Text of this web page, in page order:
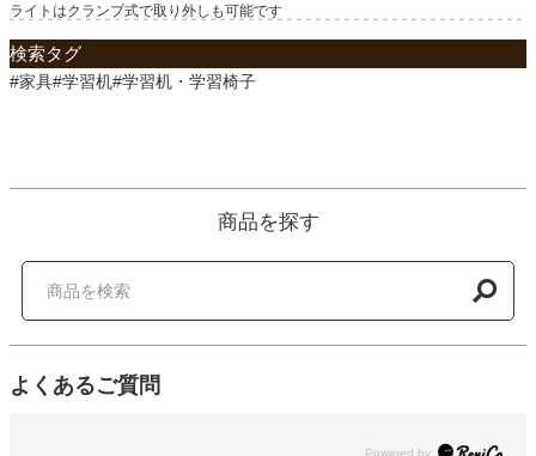
ライトはクランプ式で取り外しも可能です
検索タグ
#家具#学習机#学習机・学習椅子
商品を探す
よくあるご質問
Powered by